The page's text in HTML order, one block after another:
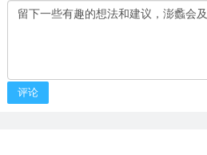
评论